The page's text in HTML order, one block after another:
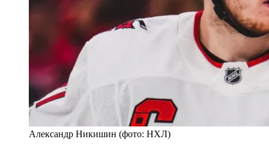
Александр Никишин (фото: НХЛ)